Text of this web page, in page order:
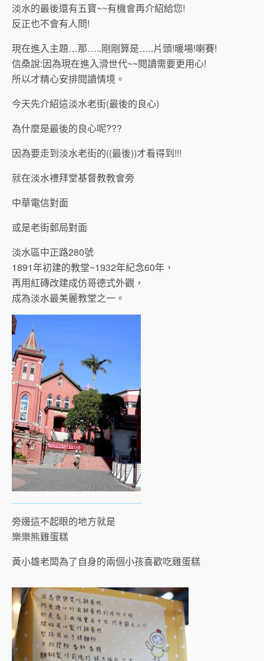
淡水的最後還有五寶~~有機會再介紹給您!
反正也不會有人問!
現在進入主題…那…..剛剛算是…..片頭!暖場!喇賽!
信桑說:因為現在進入滑世代~~閱讀需要更用心!
所以才精心安排閱讀情境。
今天先介紹這淡水老街(最後的良心)
為什麼是最後的良心呢???
因為要走到淡水老街的((最後))才看得到!!!
就在淡水禮拜堂基督教教會旁
中華電信對面
或是老街郵局對面
淡水區中正路280號
1891年初建的教堂~1932年紀念60年，
再用紅磚改建成仿哥德式外觀，
成為淡水最美麗教堂之一。
旁邊這不起眼的地方就是
樂樂熊雞蛋糕
黃小雄老闆為了自身的兩個小孩喜歡吃雞蛋糕